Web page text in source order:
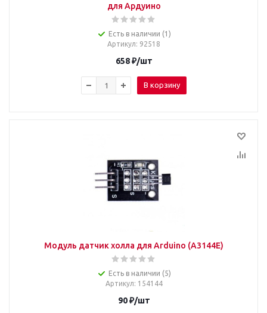
для Ардуино
Есть в наличии (1)
Артикул: 92518
658₽/шт
В корзину
Модуль датчик холла для Arduino (A3144E)
Есть в наличии (5)
Артикул: 154144
90₽/шт